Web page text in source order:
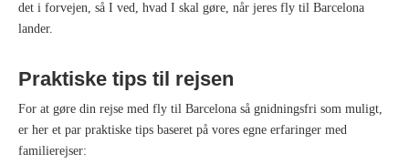
det i forvejen, så I ved, hvad I skal gøre, når jeres fly til Barcelona
lander.
Praktiske tips til rejsen
For at gøre din rejse med fly til Barcelona så gnidningsfri som muligt,
er her et par praktiske tips baseret på vores egne erfaringer med
familierejser: